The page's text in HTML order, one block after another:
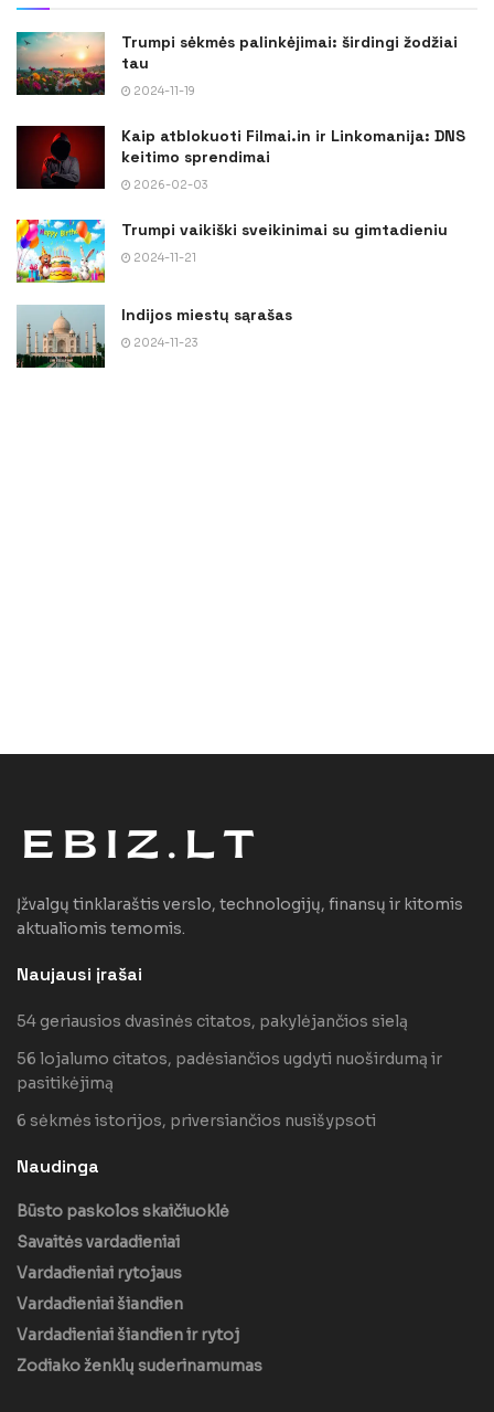
Trumpi sėkmės palinkėjimai: širdingi žodžiai
tau
2024-11-19
Kaip atblokuoti Filmai.in ir Linkomanija: DNS
keitimo sprendimai
2026-02-03
Trumpi vaikiški sveikinimai su gimtadieniu
2024-11-21
Indijos miestų sąrašas
2024-11-23
Įžvalgų tinklaraštis verslo, technologijų, finansų ir kitomis
aktualiomis temomis.
Naujausi įrašai
54 geriausios dvasinės citatos, pakylėjančios sielą
56 lojalumo citatos, padėsiančios ugdyti nuoširdumą ir
pasitikėjimą
6 sėkmės istorijos, priversiančios nusišypsoti
Naudinga
Būsto paskolos skaičiuoklė
Savaitės vardadieniai
Vardadieniai rytojaus
Vardadieniai šiandien
Vardadieniai šiandien ir rytoj
Zodiako ženklų suderinamumas